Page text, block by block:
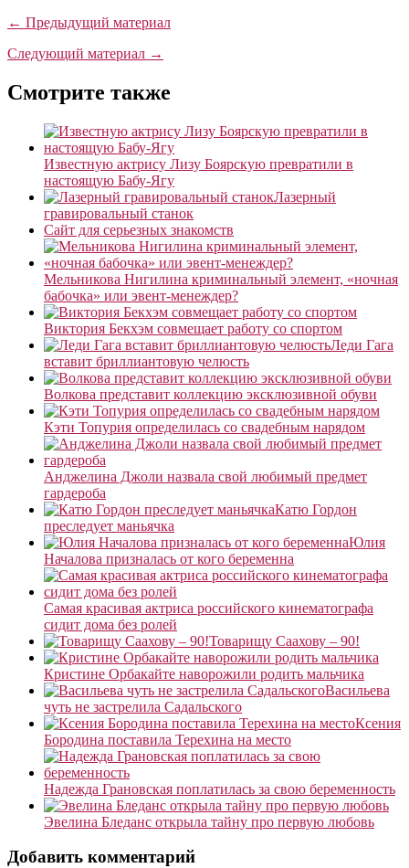
← Предыдущий материал
Следующий материал →
Смотрите также
Известную актрису Лизу Боярскую превратили в
настоящую Бабу-Ягу
Лазерный
гравировальный станок
Сайт для серьезных знакомств
Мельникова Нигилина криминальный элемент, «ночная
бабочка» или эвент-менеждер?
Виктория Бекхэм совмещает работу со спортом
Леди Гага
вставит бриллиантовую челюсть
Волкова представит коллекцию эксклюзивной обуви
Кэти Топурия определилась со свадебным нарядом
Анджелина Джоли назвала свой любимый предмет
гардероба
Катю Гордон
преследует маньячка
Юлия
Началова призналась от кого беременна
Самая красивая актриса российского кинематографа
сидит дома без ролей
Товарищу Саахову – 90!
Кристине Орбакайте наворожили родить мальчика
Васильева
чуть не застрелила Садальского
Ксения
Бородина поставила Терехина на место
Надежда Грановская поплатилась за свою беременность
Эвелина Бледанс открыла тайну про первую любовь
Добавить комментарий